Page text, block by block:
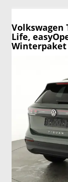
Volkswagen
Life,
Winterpaket